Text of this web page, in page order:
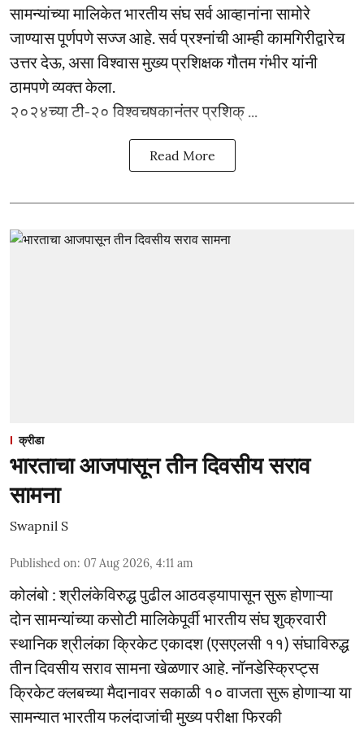
सामन्यांच्या मालिकेत भारतीय संघ सर्व आव्हानांना सामोरे
जाण्यास पूर्णपणे सज्ज आहे. सर्व प्रश्नांची आम्ही कामगिरीद्वारेच
उत्तर देऊ, असा विश्वास मुख्य प्रशिक्षक गौतम गंभीर यांनी
ठामपणे व्यक्त केला.
२०२४च्या टी-२० विश्वचषकानंतर प्रशिक् ...
Read More
क्रीडा
भारताचा आजपासून तीन दिवसीय सराव
सामना
Swapnil S
Published on: 07 Aug 2026, 4:11 am
कोलंबो : श्रीलंकेविरुद्ध पुढील आठवड्यापासून सुरू होणाऱ्या
दोन सामन्यांच्या कसोटी मालिकेपूर्वी भारतीय संघ शुक्रवारी
स्थानिक श्रीलंका क्रिकेट एकादश (एसएलसी ११) संघाविरुद्ध
तीन दिवसीय सराव सामना खेळणार आहे. नॉनडेस्क्रिप्ट्स
क्रिकेट क्लबच्या मैदानावर सकाळी १० वाजता सुरू होणाऱ्या या
सामन्यात भारतीय फलंदाजांची मुख्य परीक्षा फिरकी